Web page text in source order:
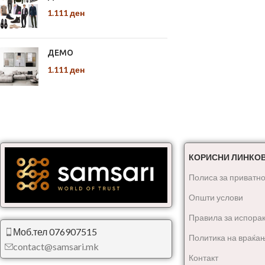
1.111ден
ДЕМО
1.111ден
Моб.тел 076907515
contact@samsari.mk
КОРИСНИ
Полиса за
Општи услови
Правила за
Политика на
Контакт